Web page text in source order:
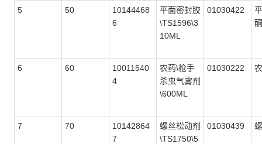
5 50
10144468
6
平面密封胶
\TS1596\3
10ML
01030422
6 60
10011540
4
农药\枪手
杀虫气雾剂
\600ML
01030222
7 70
10142864
7
螺丝松动剂
\TS1750\5
01030439